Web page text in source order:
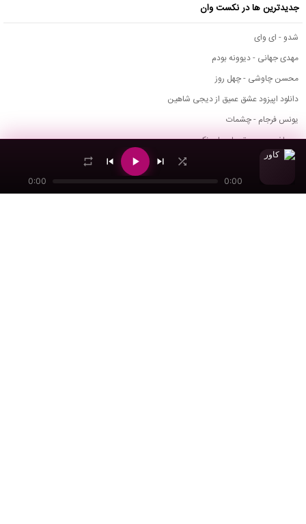
جدیدترین ها در نکست وان
شدو - ای وای
مهدی جهانی - دیوونه بودم
محسن چاوشی - چهل روز
دانلود اپیزود عشق عمیق از دیجی شاهین
یونس فرجام - چشمات
مصطفی میری - تو ولی باور نکن
مسعود فراهانی - آواره
اسماعیل ارندان - سردیار
0:00
0:00